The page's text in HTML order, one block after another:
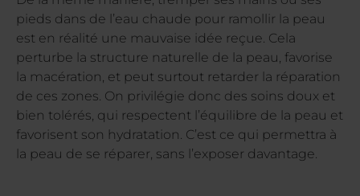
pieds dans de l’eau chaude pour ramollir la peau
est en réalité une mauvaise idée reçue. Cela
perturbe la structure naturelle de la peau, favorise
la macération, et peut surtout retarder la réparation
de ces zones. On privilégie donc des soins doux et
bien tolérés, qui respectent l’équilibre de la peau et
favorisent son hydratation. C’est ce qui permettra à
la peau de se réparer, sans l’exposer davantage.